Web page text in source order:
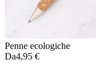
Penne ecologiche
Da4,95 €